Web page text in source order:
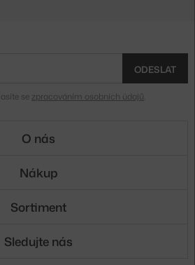
ODESLAT
se zpracováním osobních údajů
O nás
Nákup
Sortiment
Sledujte nás